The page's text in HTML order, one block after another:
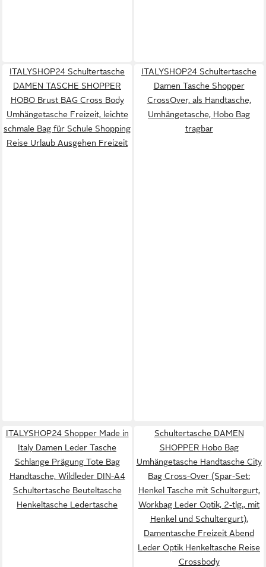
ITALYSHOP24 Schultertasche
DAMEN TASCHE SHOPPER
HOBO Brust BAG Cross Body
Umhängetasche Freizeit, leichte
schmale Bag für Schule Shopping
Reise Urlaub Ausgehen Freizeit
ITALYSHOP24 Schultertasche
Damen Tasche Shopper
CrossOver, als Handtasche,
Umhängetasche, Hobo Bag
tragbar
ITALYSHOP24 Shopper Made in
Italy Damen Leder Tasche
Schlange Prägung Tote Bag
Handtasche, Wildleder DIN-A4
Schultertasche Beuteltasche
Henkeltasche Ledertasche
Schultertasche DAMEN
SHOPPER Hobo Bag
Umhängetasche Handtasche City
Bag Cross-Over (Spar-Set:
Henkel Tasche mit Schultergurt,
Workbag Leder Optik, 2-tlg., mit
Henkel und Schultergurt),
Damentasche Freizeit Abend
Leder Optik Henkeltasche Reise
Crossbody